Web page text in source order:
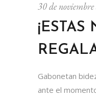
30 de
¡ESTAS
Gabonetan
ante el